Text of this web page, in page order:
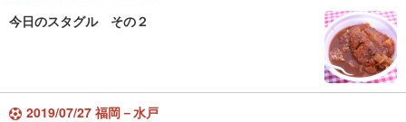
今日のスタグル その２
2019/07/27 福岡－水戸